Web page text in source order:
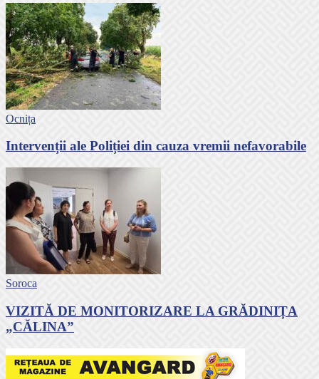
Ocnița
Intervenții ale Poliției din cauza vremii nefavorabile
Soroca
VIZITĂ DE MONITORIZARE LA GRĂDINIȚA
„CĂLINA”